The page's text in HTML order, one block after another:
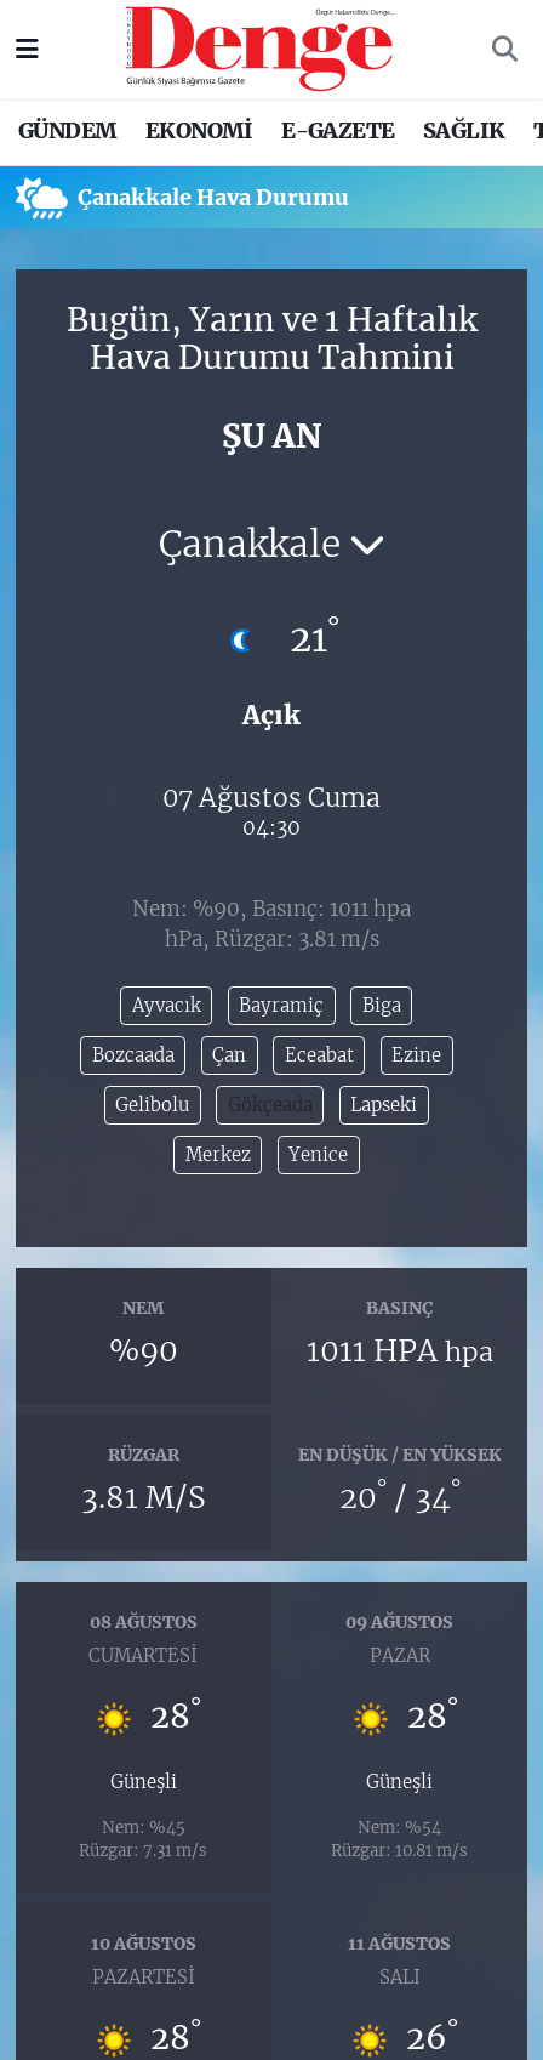
GÜNDEM EKONOMİ E-GAZETE SAĞLIK
Çanakkale Hava Durumu
Bugün, Yarın ve 1 Haftalık
Hava Durumu Tahmini
ŞU AN
Çanakkale
21°
Açık
07 Ağustos Cuma
04:30
Nem: %90, Basınç: 1011 hpa
hPa, Rüzgar: 3.81 m/s
Ayvacık Bayramiç Biga
Bozcaada Çan Eceabat Ezine
Gelibolu Gökçeada Lapseki
Merkez Yenice
NEM
%90
BASINÇ
1011 HPAhpa
RÜZGAR
3.81 M/S
EN DÜŞÜK / EN YÜKSEK
20° / 34°
08 AĞUSTOS
CUMARTESI
28°
Güneşli
Nem: %45
Rüzgar: 7.31 m/s
09 AĞUSTOS
PAZAR
28°
Güneşli
Nem: %54
Rüzgar: 10.81 m/s
10 AĞUSTOS
PAZARTESI
28°
11 AĞUSTOS
SALI
26°
Nöbetçi Eczaneler
Trafik Durumu
Süper Lig Puan Durumu ve Fikstür
Tüm Manşetler